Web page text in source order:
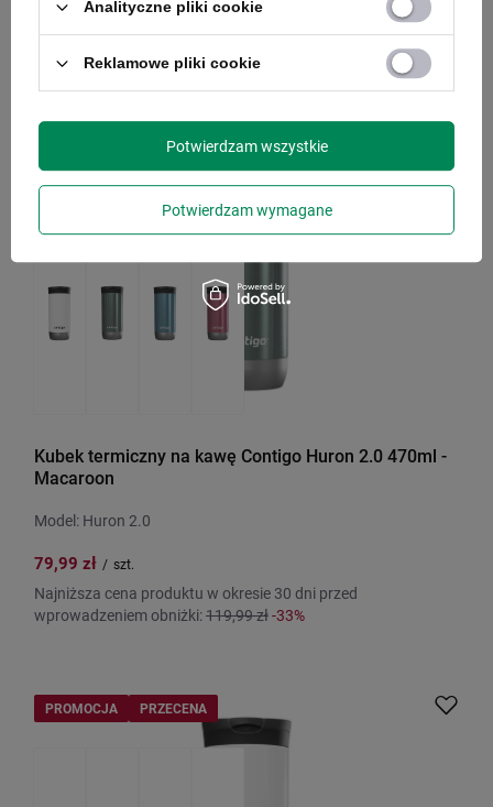
/ szt.
Najniższa cena produktu w okresie 30 dni przed
wprowadzeniem obniżki: 109,00 zł
119,99 zł
PROMOCJA PRZECENA
Kubek termiczny na kawę Contigo Huron 2.0 470ml -
Macaroon
Model: Huron 2.0
79,99 zł / szt.
Najniższa cena produktu w okresie 30 dni przed
wprowadzeniem obniżki:119,99 zł-33%
PROMOCJA PRZECENA
Analityczne pliki cookie
Reklamowe pliki cookie
Potwierdzam wymagane
Potwierdzam wszystkie